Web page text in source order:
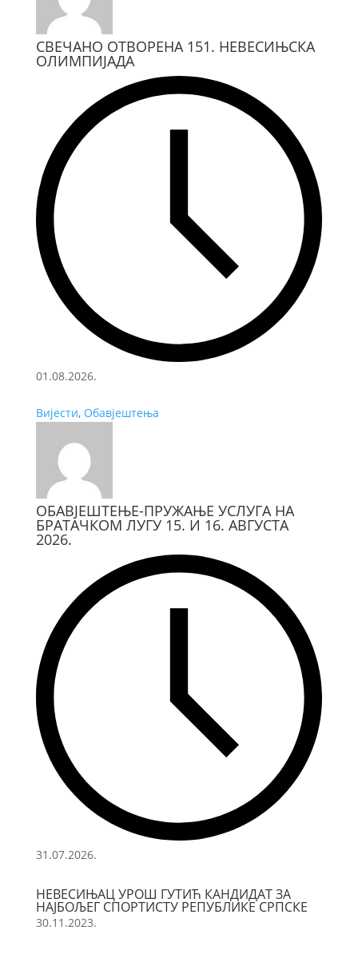
СВЕЧАНО ОТВОРЕНА 151. НЕВЕСИЊСКА
ОЛИМПИЈАДА
01.08.2026.
Вијести, Обавјештења
ОБАВЈЕШТЕЊЕ-ПРУЖАЊЕ УСЛУГА НА
БРАТАЧКОМ ЛУГУ 15. И 16. АВГУСТА
2026.
31.07.2026.
НЕВЕСИЊАЦ УРОШ ГУТИЋ КАНДИДАТ ЗА
НАЈБОЉЕГ СПОРТИСТУ РЕПУБЛИКЕ СРПСКЕ
30.11.2023.